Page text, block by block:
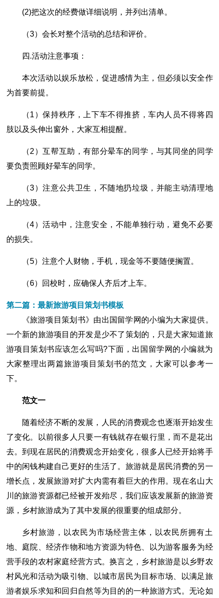
(2)把这次的经费做详细说明，并列出清单。
（3）会长对整个活动的总结和评价。
四.活动注意事项：
本次活动以娱乐放松，促进感情为主，但必须以安全作
为首要前提。
（1）保持秩序，上下车不得推挤，车内人员不得将四
肢以及头伸出窗外，大家互相提醒。
（2）互帮互助，有部分晕车的同学，与其同坐的同学
要负责照顾好晕车的同学。
（3）注意公共卫生，不随地扔垃圾，并能主动清理地
上的垃圾。
（4）活动中，注意安全，不能单独行动，避免不必要
的损失。
（5）注意个人财物，手机，现金等不要随便搁置。
（6）回校时，应确保人齐后才上车。
第二篇：最新旅游项目策划书模板
《旅游项目策划书》由出国留学网的小编为大家提供。
一个新的旅游项目的开发是少不了策划的，只是大家知道旅
游项目策划书应该怎么写吗?下面，出国留学网的小编就为
大家整理出两篇旅游项目策划书的范文，大家可以参考一
下。
范文一
随着经济不断的发展，人民的消费观念也逐渐开始发生
了变化。以前很多人只要一有钱就存在银行里，而不是花出
去。到现在居民的消费观念开始变化，很多人已经开始将手
中的闲钱构建自己更好的生活了。旅游就是居民消费的另一
增长点，发展旅游对扩大内需有着巨大的作用。现在名山大
川的旅游资源都已经被开发殆尽，我们应该发展新的旅游资
源，乡村旅游成为了其中发展的很重要的组成部分。
乡村旅游，以农民为市场经营主体，以农民所拥有土
地、庭院、经济作物和地方资源为特色、以为游客服务为经
营手段的农村家庭经营方式。换言之，乡村旅游是以乡野农
村风光和活动为吸引物、以城市居民为目标市场、以满足旅
游者娱乐求知和回归自然等为目的的一种旅游方式。无论如